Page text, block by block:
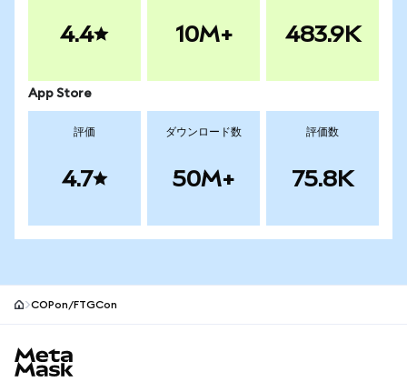
4.4 10M+ 483.9K
App Store
評価
4.7
ダウンロード数
50M+
評価数
75.8K
COPon/FTGCon